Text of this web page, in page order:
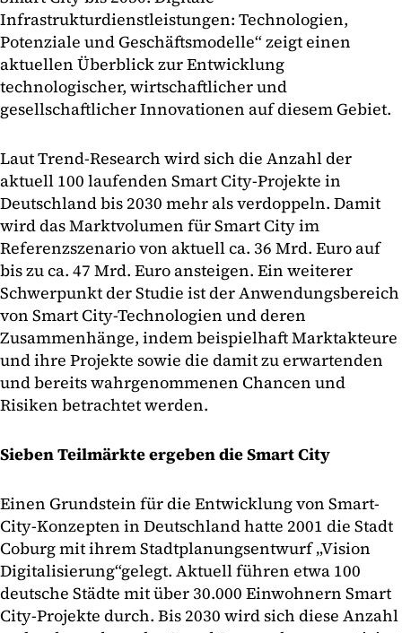
Infrastrukturdienstleistungen: Technologien,
Potenziale und Geschäftsmodelle“ zeigt einen
aktuellen Überblick zur Entwicklung
technologischer, wirtschaftlicher und
gesellschaftlicher Innovationen auf diesem Gebiet.
Laut Trend-Research wird sich die Anzahl der
aktuell 100 laufenden Smart City-Projekte in
Deutschland bis 2030 mehr als verdoppeln. Damit
wird das Marktvolumen für Smart City im
Referenzszenario von aktuell ca. 36 Mrd. Euro auf
bis zu ca. 47 Mrd. Euro ansteigen. Ein weiterer
Schwerpunkt der Studie ist der Anwendungsbereich
von Smart City-Technologien und deren
Zusammenhänge, indem beispielhaft Marktakteure
und ihre Projekte sowie die damit zu erwartenden
und bereits wahrgenommenen Chancen und
Risiken betrachtet werden.
Sieben Teilmärkte ergeben die Smart City
Einen Grundstein für die Entwicklung von Smart-
City-Konzepten in Deutschland hatte 2001 die Stadt
Coburg mit ihrem Stadtplanungsentwurf „Vision
Digitalisierung“gelegt. Aktuell führen etwa 100
deutsche Städte mit über 30.000 Einwohnern Smart
City-Projekte durch. Bis 2030 wird sich diese Anzahl